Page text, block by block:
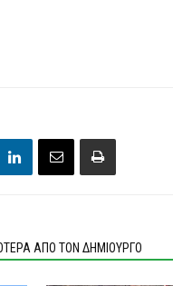
ΑΠΟ ΤΟΝ ΔΗΜΙΟΥΡΓΟ